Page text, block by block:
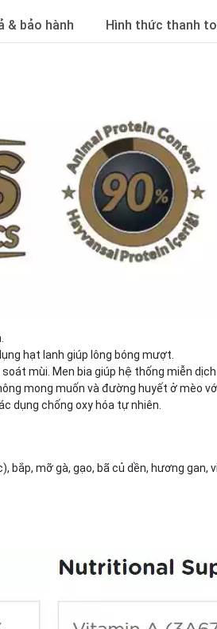
& bảo hành Hình thức thanh
hạt lanh giúp lông bóng mượt.
mùi. Men bia giúp hệ thống miễn
mong muốn và đường huyết ở mèo
dụng chống oxy hóa tự nhiên.
mỡ gà, gạo, bã củ dền, hương